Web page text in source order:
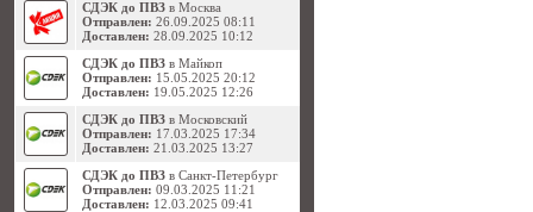
СДЭК до ПВЗ в Москва
Отправлен: 26.09.2025 08:11
Доставлен: 28.09.2025 10:12
СДЭК до ПВЗ в Майкоп
Отправлен: 15.05.2025 20:12
Доставлен: 19.05.2025 12:26
СДЭК до ПВЗ в Московский
Отправлен: 17.03.2025 17:34
Доставлен: 21.03.2025 13:27
СДЭК до ПВЗ в Санкт-Петербург
Отправлен: 09.03.2025 11:21
Доставлен: 12.03.2025 09:41